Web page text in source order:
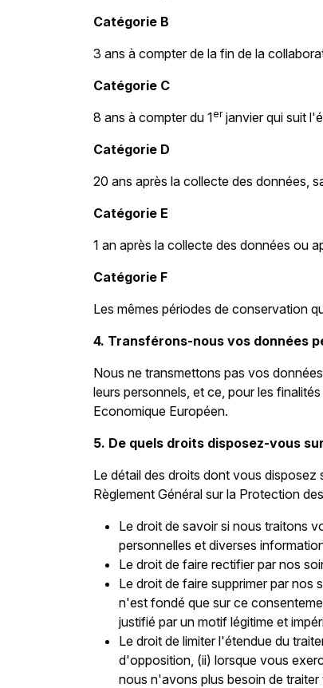
Catégorie B
3 ans à compter de la fin de la
Catégorie C
8 ans à compter du 1erjanvier qui suit
Catégorie D
20 ans après la collecte des données,
Catégorie E
1 an après la collecte des données ou
Catégorie F
Les mêmes périodes de conservation
4. Transférons-nous vos données
Nous ne transmettons pas vos
leurs personnels, et ce, pour les
Economique Européen.
5. De quels droits disposez-vous
Le détail des droits dont vous
Règlement Général sur la Protection
Le droit de savoir si nous traitons
personnelles et diverses
Le droit de faire rectifier par nos
Le droit de faire supprimer par nos
n'est fondé que sur ce
justifié par un motif légitime et
Le droit de limiter l'étendue du
d'opposition, (ii) lorsque vous
nous n'avons plus besoin de